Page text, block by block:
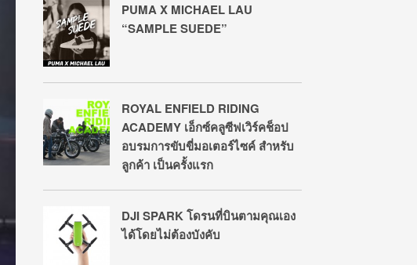
PUMA X MICHAEL LAU
“SAMPLE SUEDE”
ROYAL ENFIELD RIDING
ACADEMY เอ็กซ์คลูซีฟเวิร์คช็อป
อบรมการขับขี่มอเตอร์ไซค์ สำหรับ
ลูกค้า เป็นครั้งแรก
DJI SPARK โดรนที่บินตามคุณเอง
ได้โดยไม่ต้องบังคับ